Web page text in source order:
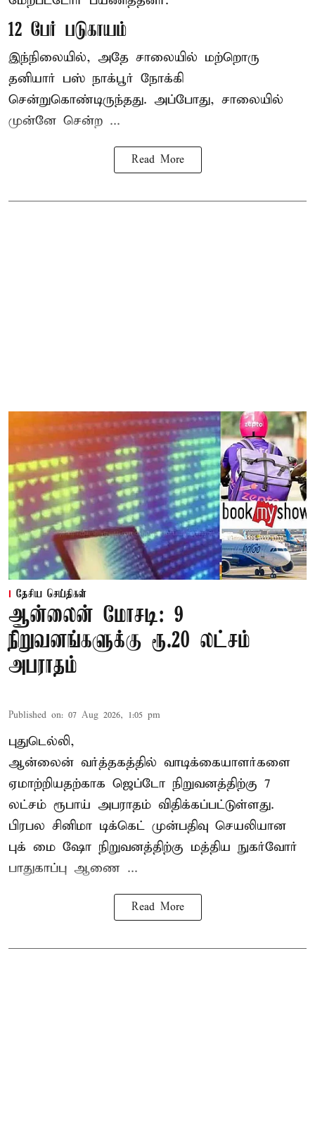
12 பேர் படுகாயம்
இந்நிலையில், அதே சாலையில் மற்றொரு
தனியார் பஸ் நாக்பூர் நோக்கி
சென்றுகொண்டிருந்தது. அப்போது, சாலையில்
முன்னே சென்ற ...
Read More
தேசிய செய்திகள்
ஆன்லைன் மோசடி: 9
நிறுவனங்களுக்கு ரூ.20 லட்சம்
அபராதம்
Published on: 07 Aug 2026, 1:05 pm
புதுடெல்லி,
ஆன்லைன் வர்த்தகத்தில் வாடிக்கையாளர்களை
ஏமாற்றியதற்காக ஜெப்டோ நிறுவனத்திற்கு 7
லட்சம் ரூபாய் அபராதம் விதிக்கப்பட்டுள்ளது.
பிரபல சினிமா டிக்கெட் முன்பதிவு செயலியான
புக் மை ஷோ நிறுவனத்திற்கு மத்திய நுகர்வோர்
பாதுகாப்பு ஆணை ...
Read More